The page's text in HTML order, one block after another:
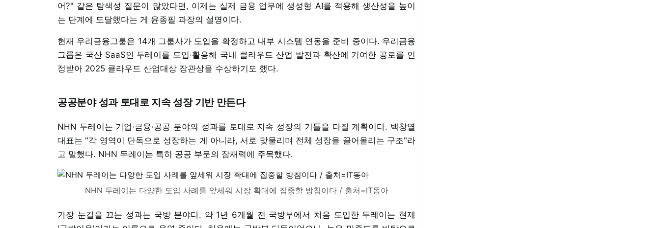
어?" 같은 탐색성 질문이 많았다면, 이제는 실제 금융 업무에 생성형 AI를 적용해 생산성을 높이
는 단계에 도달했다는 게 윤종필 과장의 설명이다.
현재 우리금융그룹은 14개 그룹사가 도입을 확정하고 내부 시스템 연동을 준비 중이다. 우리금융
그룹은 국산 SaaS인 두레이를 도입·활용해 국내 클라우드 산업 발전과 확산에 기여한 공로를 인
정받아 2025 클라우드 산업대상 장관상을 수상하기도 했다.
공공분야 성과 토대로 지속 성장 기반 만든다
NHN 두레이는 기업·금융·공공 분야의 성과를 토대로 지속 성장의 기틀을 다질 계획이다. 백창열
대표는 "각 영역이 단독으로 성장하는 게 아니라, 서로 맞물리며 전체 성장을 끌어올리는 구조"라
고 말했다. NHN 두레이는 특히 공공 부문의 잠재력에 주목했다.
NHN 두레이는 다양한 도입 사례를 앞세워 시장 확대에 집중할 방침이다 / 출처=IT동아
가장 눈길을 끄는 성과는 국방 분야다. 약 1년 6개월 전 국방부에서 처음 도입한 두레이는 현재